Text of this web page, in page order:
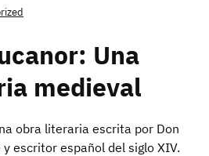
Una
medieval
obra literaria escrita por Don
escritor español del siglo XIV.